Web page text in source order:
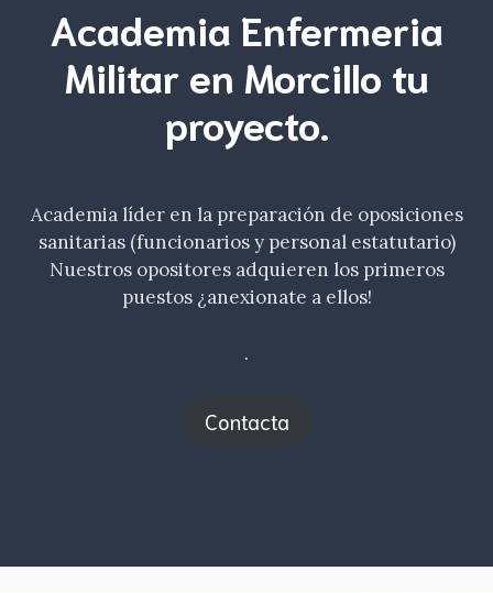
Academia Enfermeria
Militar en Morcillo tu
proyecto.
Academia líder en la preparación de oposiciones
sanitarias (funcionarios y personal estatutario)
Nuestros opositores adquieren los primeros
puestos ¿anexionate a ellos!
.
Contacta